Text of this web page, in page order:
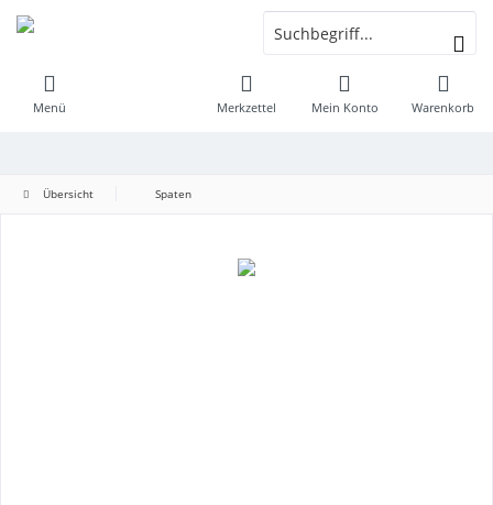
Menü Warenkorb
Merkzettel Mein Konto
Übersicht Spaten